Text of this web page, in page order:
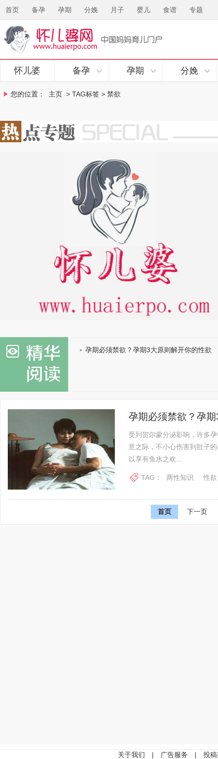
首页 备孕 孕期 分娩 月子 婴儿 食谱 专题
怀儿婆 备孕 孕期 分娩
您的位置： 主页 > TAG标签 > 禁欲
孕期必须禁欲？孕期3大原则解开你的性欲
孕期必须禁欲？孕
受到贺尔蒙分泌影响，许多
意之际，不小心伤害到肚子
以享有鱼水之欢...
TAG： 两性知识 性欲
首页 下一页
关于我们 | 广告服务 |
投